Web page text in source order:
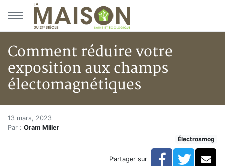
Aller au menu principal
Aller au contenu principal
Comment réduire votre
exposition aux champs
électomagnétiques
Accueil
Articles
Comment réduire votre exposition aux champs
Comment réduire votre
13 mars, 2023
Par : Oram Miller
Électrosmog
Partager sur Facebook